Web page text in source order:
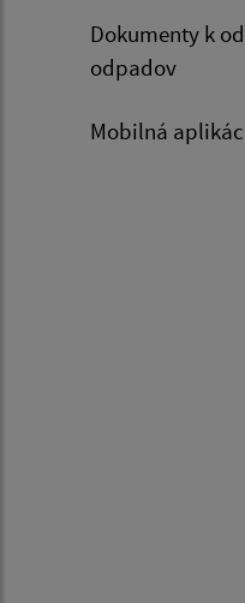
Dokumenty k
odpadov
Mobilná